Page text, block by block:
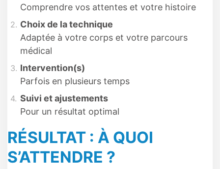
Comprendre vos attentes et votre histoire
Choix de la technique
Adaptée à votre corps et votre parcours
médical
Intervention(s)
Parfois en plusieurs temps
Suivi et ajustements
Pour un résultat optimal
RÉSULTAT : À QUOI
S’ATTENDRE ?